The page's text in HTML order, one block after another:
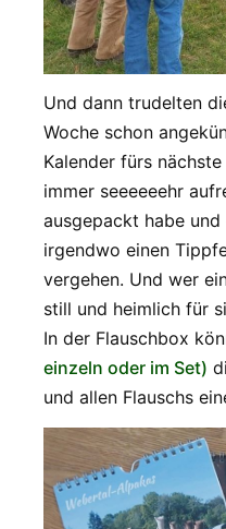
Und dann trudelten
Woche schon
Kalender fürs
immer seeeeeehr
ausgepackt habe
irgendwo einen
vergehen. Und wer
still und heimlich für
In der Flauschbox
einzeln oder im Set)
und allen Flauschs